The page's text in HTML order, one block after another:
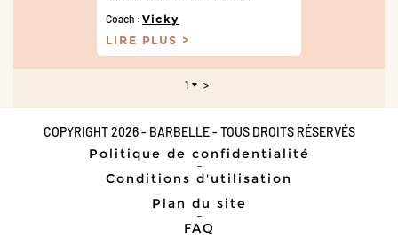
Coach : Vicky
LIRE PLUS
1 >
COPYRIGHT 2026 - BARBELLE - TOUS DROITS RÉSERVÉS
Politique de confidentialité
-
Conditions d'utilisation
Plan du site
-
FAQ